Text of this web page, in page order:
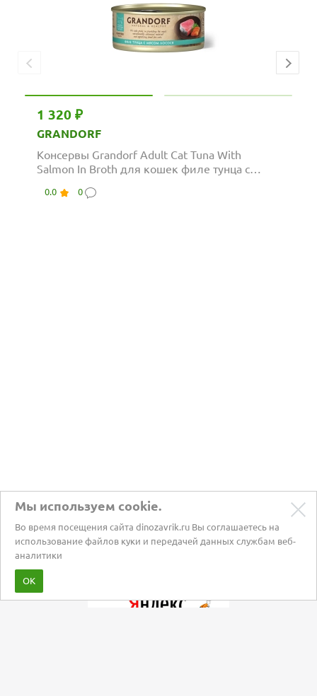
1 320 ₽
GRANDORF
Консервы Grandorf Adult Cat Tuna With
Salmon In Broth для кошек филе тунца с
0.0 0
Мы используем cookie.
Во время посещения сайта dinozavrik.ru Вы соглашаетесь на
использование файлов куки и передачей данных службам веб-
аналитики
ОК